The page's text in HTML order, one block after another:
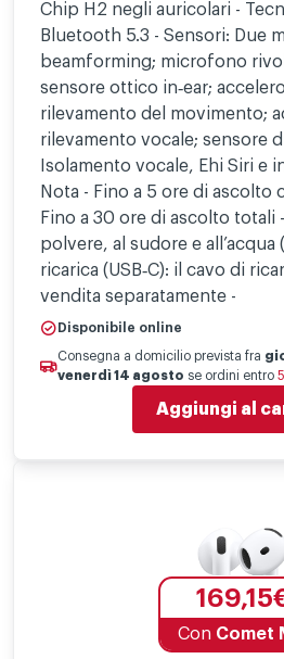
Chip H2 negli auricolari -
Bluetooth 5.3 - Sensori: Due
beamforming; microfono
sensore ottico in‑ear;
rilevamento del movimento;
rilevamento vocale; sensore
Isolamento vocale, Ehi Siri e
Nota - Fino a 5 ore di ascolto
Fino a 30 ore di ascolto totali
polvere, al sudore e all’acqua
ricarica (USB‑C): il cavo di
vendita separatamente -
Disponibile online
Consegna a domicilio prevista fra
venerdì 14 agosto se ordini entro
Aggiungi al
Con Comet